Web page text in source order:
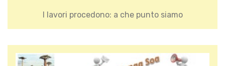
I lavori procedono: a che punto siamo